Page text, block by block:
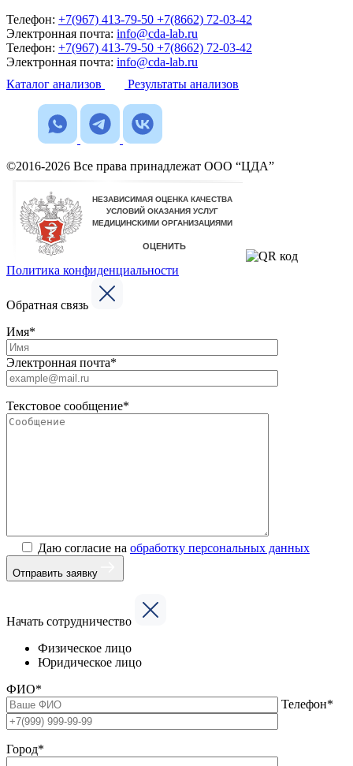
Телефон: +7(967) 413-79-50 +7(8662) 72-03-42
Электронная почта: info@cda-lab.ru
Телефон: +7(967) 413-79-50 +7(8662) 72-03-42
Электронная почта: info@cda-lab.ru
Каталог анализов
Результаты анализов
©2016-2026 Все права принадлежат ООО “ЦДА”
Политика конфиденциальности
Обратная связь
Имя*
Электронная почта*
Текстовое сообщение*
Даю согласие на обработку персональных данных
Отправить заявку
Начать сотрудничество
Физическое лицо
Юридическое лицо
ФИО*
Телефон*
Город*